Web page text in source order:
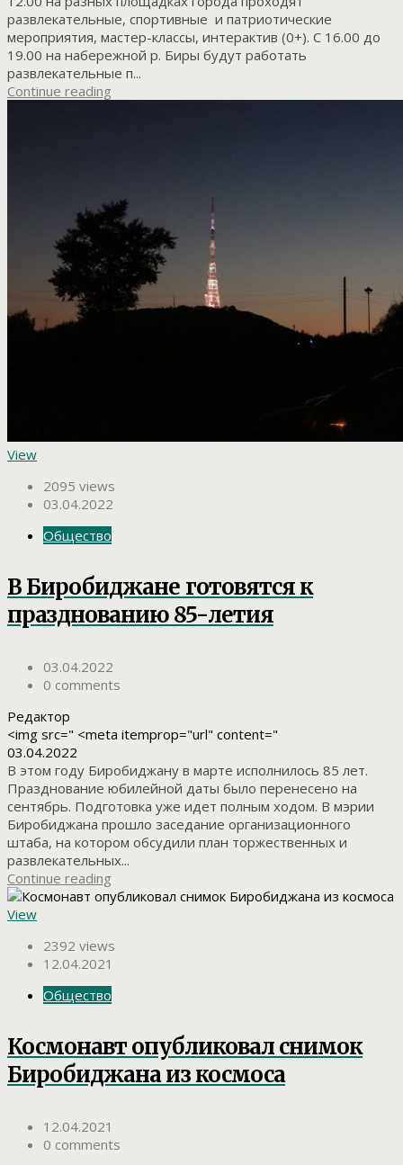
развлекательные, спортивные и патриотические
мероприятия, мастер-классы, интерактив (0+). С 16.00 до
19.00 на набережной р. Биры будут работать
развлекательные п...
Continue reading
View
2095 views
03.04.2022
Общество
В Биробиджане готовятся к
празднованию 85-летия
03.04.2022
0 comments
Редактор
<img src=" <meta itemprop="url" content="
03.04.2022
В этом году Биробиджану в марте исполнилось 85 лет.
Празднование юбилейной даты было перенесено на
сентябрь. Подготовка уже идет полным ходом. В мэрии
Биробиджана прошло заседание организационного
штаба, на котором обсудили план торжественных и
развлекательных...
Continue reading
View
2392 views
12.04.2021
Общество
Космонавт опубликовал снимок
Биробиджана из космоса
12.04.2021
0 comments